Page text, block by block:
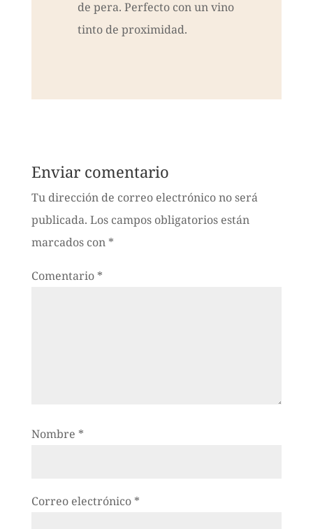
de pera. Perfecto con un vino
tinto de proximidad.
Enviar comentario
Tu dirección de correo electrónico no será
publicada. Los campos obligatorios están
marcados con *
Comentario *
Nombre *
Correo electrónico *